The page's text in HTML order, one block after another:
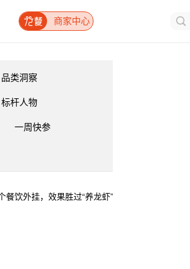
商家中心
品类洞察
标杆人物
一周快参